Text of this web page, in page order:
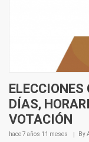
DÍAS,
VOTACIÓN
hace7 años 11 meses By